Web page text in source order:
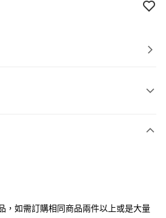
，如需訂購相同商品兩件以上或是大量